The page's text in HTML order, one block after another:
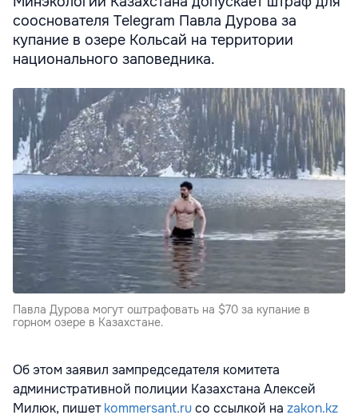
сооснователя Telegram Павла Дурова за
купание в озере Кольсай на территории
национального заповедника.
Павла Дурова могут оштрафовать на $70 за купание в
горном озере в Казахстане.
Об этом заявил зампредседателя комитета
административной полиции Казахстана Алексей
Милюк, пишетkommersant.ruсо ссылкой на zakon.kz